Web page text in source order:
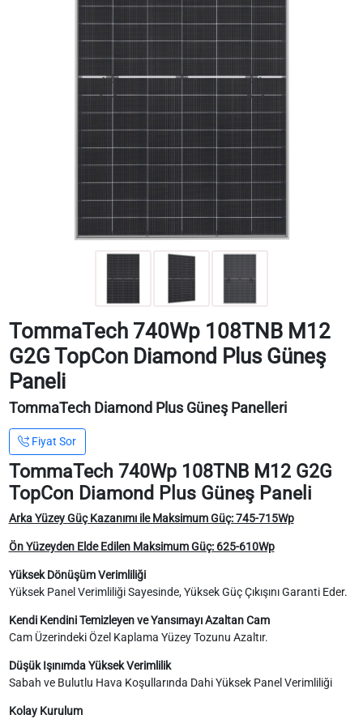
TommaTech 740Wp 108TNB M12
G2G TopCon Diamond Plus Güneş
Paneli
TommaTech Diamond Plus Güneş Panelleri
Fiyat Sor
TommaTech 740Wp 108TNB M12 G2G
TopCon Diamond Plus Güneş Paneli
Arka Yüzey Güç Kazanımı ile Maksimum Güç: 745-715Wp
Ön Yüzeyden Elde Edilen Maksimum Güç: 625-610Wp
Yüksek Dönüşüm Verimliliği
Yüksek Panel Verimliliği Sayesinde, Yüksek Güç Çıkışını Garanti Eder.
Kendi Kendini Temizleyen ve Yansımayı Azaltan Cam
Cam Üzerindeki Özel Kaplama Yüzey Tozunu Azaltır.
Düşük Işınımda Yüksek Verimlilik
Sabah ve Bulutlu Hava Koşullarında Dahi Yüksek Panel Verimliliği
Kolay Kurulum